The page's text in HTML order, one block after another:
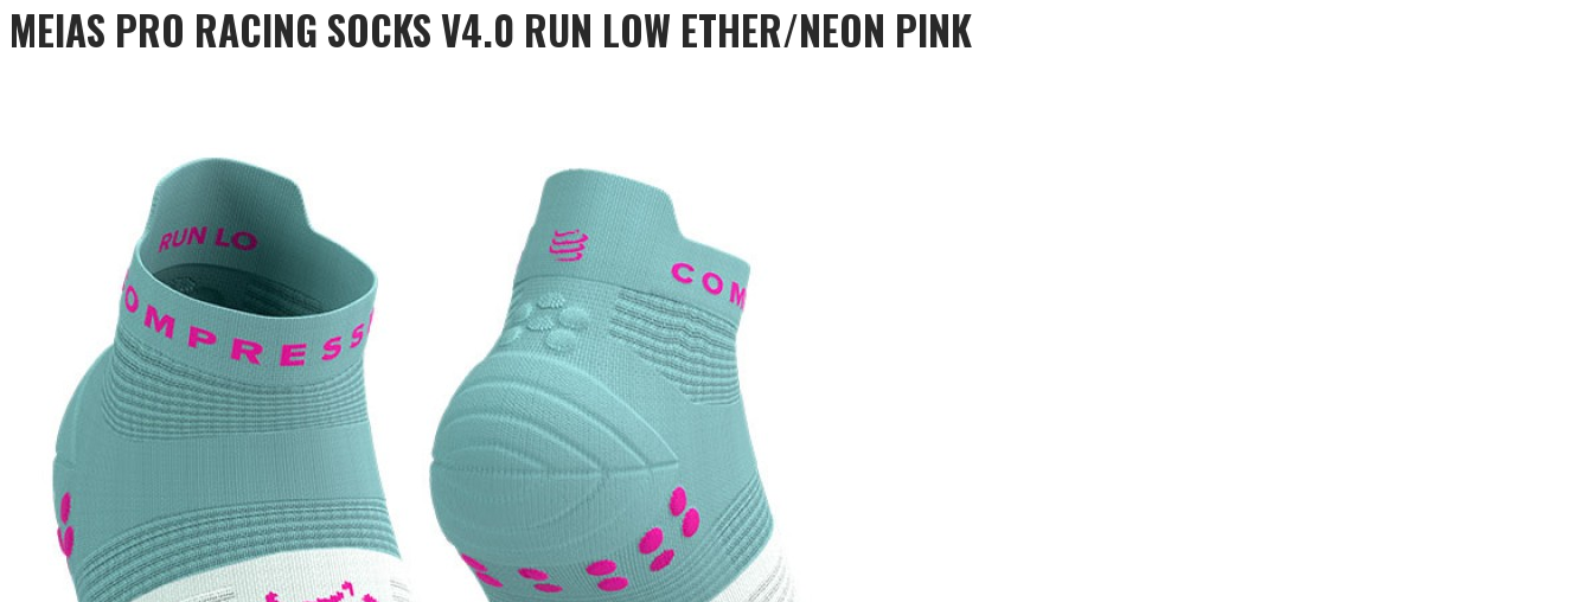
MEIAS PRO RACING SOCKS V4.0 RUN LOW ETHER/NEON PINK